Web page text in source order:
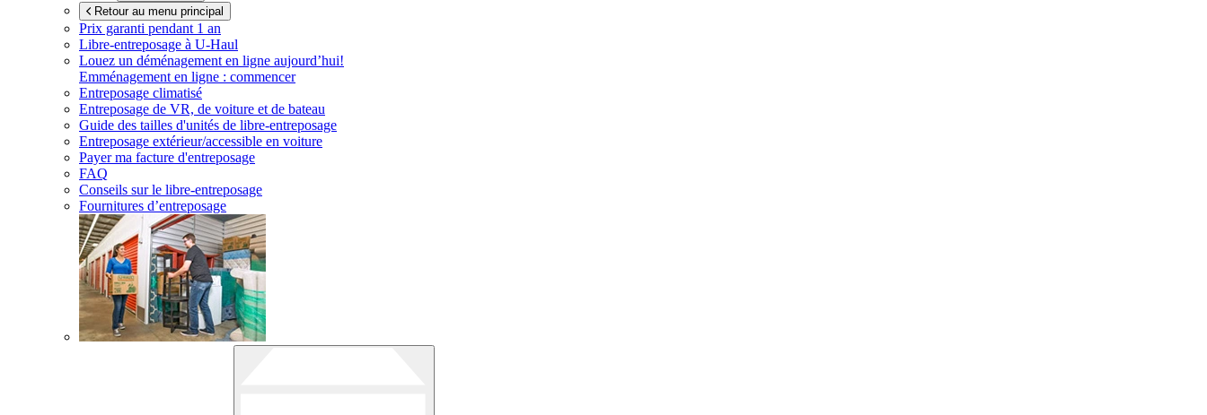
Retour au menu principal
Prix garanti pendant 1 an
Libre-entreposage à U-Haul
Louez un déménagement en ligne aujourd’hui!
Emménagement en ligne : commencer
Entreposage climatisé
Entreposage de VR, de voiture et de bateau
Guide des tailles d'unités de libre-entreposage
Entreposage extérieur/accessible en voiture
Payer ma facture d'entreposage
FAQ
Conseils sur le libre-entreposage
Fournitures d’entreposage